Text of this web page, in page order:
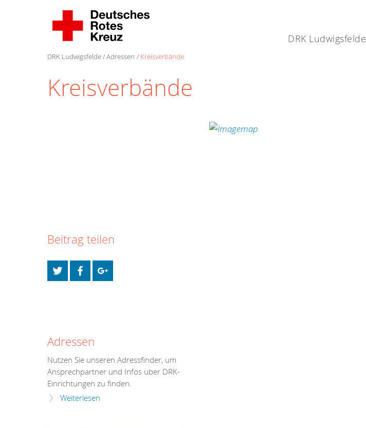
DRK Ludwigsfelde
DRK Ludwigsfelde Adressen Kreisverbände
Kreisverbände
Beitrag teilen
Adressen
Nutzen Sie unseren Adressfinder, um
Ansprechpartner und Infos über DRK-
Einrichtungen zu finden.
Weiterlesen